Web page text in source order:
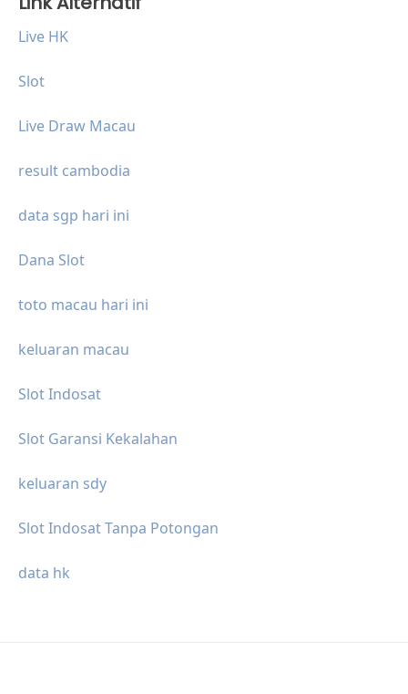
Live HK
Slot
Live Draw Macau
result cambodia
data sgp hari ini
Dana Slot
toto macau hari ini
keluaran macau
Slot Indosat
Slot Garansi Kekalahan
keluaran sdy
Slot Indosat Tanpa Potongan
data hk